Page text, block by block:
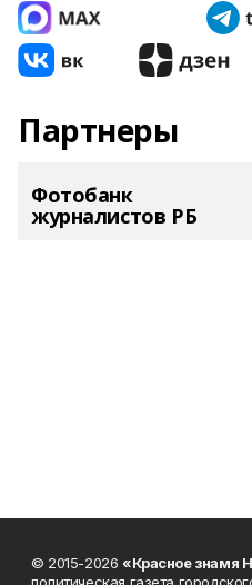
Партнеры
Фотобанк
журналистов РБ
© 2015-2026 «Красное знамя